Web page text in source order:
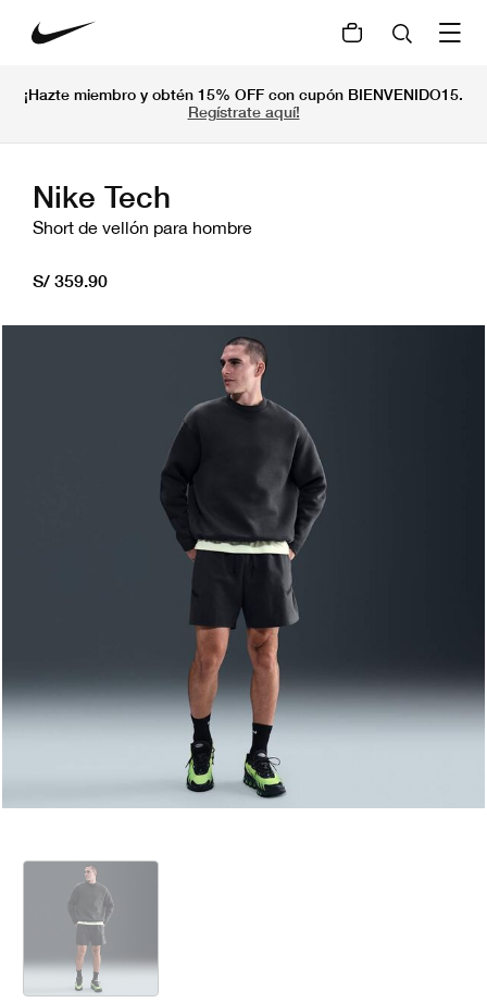
¡Hazte miembro y obtén 15% OFF con cupón BIENVENIDO15.
Regístrate aquí!
Nike Tech
Short de vellón para hombre
S/ 359.90